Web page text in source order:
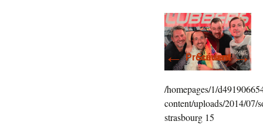
←Précédent
Suivant→
/homepages/1/
content/uploads/2014/07/
strasbourg 15